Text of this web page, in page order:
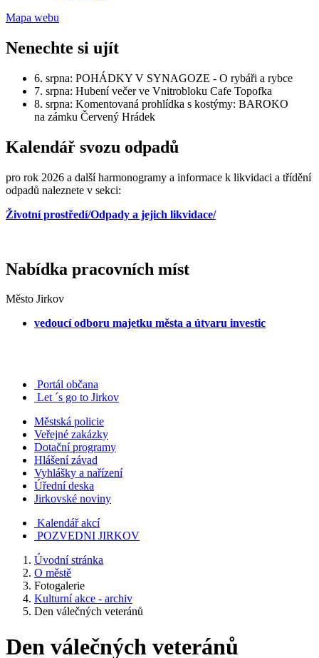
Mapa webu
Nenechte si ujít
6. srpna: POHÁDKY V SYNAGOZE - O rybáři a rybce
7. srpna: Hubení večer ve Vnitrobloku Cafe Topofka
8. srpna: Komentovaná prohlídka s kostýmy: BAROKO
na zámku Červený Hrádek
Kalendář svozu odpadů
pro rok 2026 a další harmonogramy a informace k likvidaci a třídění
odpadů naleznete v sekci:
Životní prostředí/Odpady a jejich likvidace/
Nabídka pracovních míst
Město Jirkov
vedoucí odboru majetku města a útvaru investic
Portál občana
Let ´s go to Jirkov
Městská policie
Veřejné zakázky
Dotační programy
Hlášení závad
Vyhlášky a nařízení
Úřední deska
Jirkovské noviny
Kalendář akcí
POZVEDNI JIRKOV
Úvodní stránka
O městě
Fotogalerie
Kulturní akce - archiv
Den válečných veteránů
Den válečných veteránů